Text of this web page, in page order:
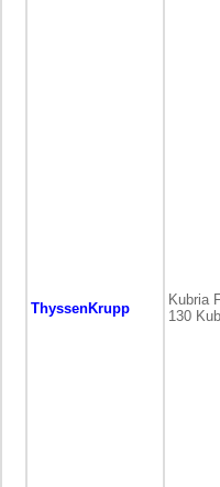
ThyssenKrupp
Kubria
130